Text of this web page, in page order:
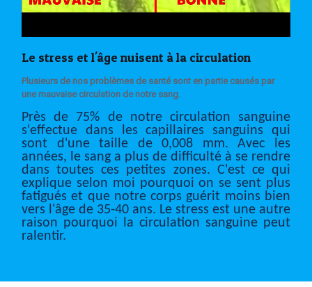
Le stress et l'âge nuisent à la circulation
Plusieurs de nos problèmes de santé sont en partie causés par
une mauvaise circulation de notre sang.
Près de 75% de notre circulation sanguine
s'effectue dans les capillaires sanguins qui
sont d'une taille de 0,008 mm. Avec les
années, le sang a plus de difficulté à se rendre
dans toutes ces petites zones. C'est ce qui
explique selon moi pourquoi on se sent plus
fatigués et que notre corps guérit moins bien
vers l'âge de 35-40 ans. Le stress est une autre
raison pourquoi la circulation sanguine peut
ralentir.